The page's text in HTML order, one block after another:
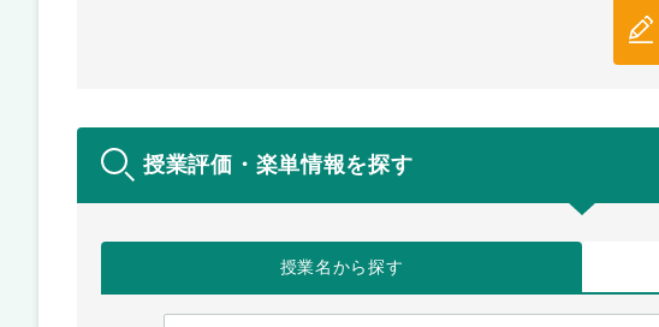
授業評価・楽単情報を探す
授業名から探す